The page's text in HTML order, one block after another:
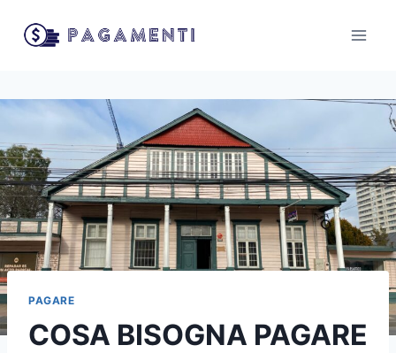
PAGARE
COSA BISOGNA PAGARE